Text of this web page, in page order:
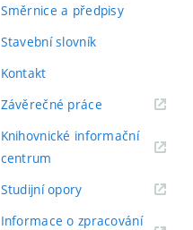
Směrnice a předpisy
Stavební slovník
Kontakt
Závěrečné práce(externí
Knihovnické informační
centrum
Studijní opory(externí
Informace o zpracování